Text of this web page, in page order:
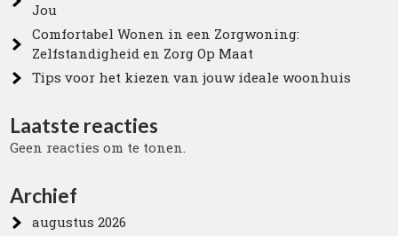
Jou
Comfortabel Wonen in een Zorgwoning:
Zelfstandigheid en Zorg Op Maat
Tips voor het kiezen van jouw ideale woonhuis
Laatste reacties
Geen reacties om te tonen.
Archief
augustus 2026